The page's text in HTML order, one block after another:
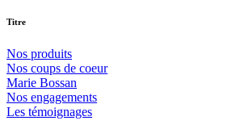
Titre
Nos produits
Nos coups de coeur
Marie Bossan
Nos engagements
Les témoignages